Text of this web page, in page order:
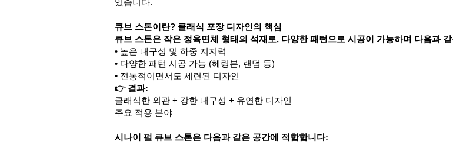
있습니다.
큐브 스톤이란? 클래식 포장 디자인의 핵심
큐브 스톤은 작은 정육면체 형태의 석재로, 다양한 패턴으로 시공이 가능하며 다음과
• 높은 내구성 및 하중 지지력
• 다양한 패턴 시공 가능 (헤링본, 랜덤 등)
• 전통적이면서도 세련된 디자인
👉 결과:
클래식한 외관 + 강한 내구성 + 유연한 디자인
주요 적용 분야
시나이 펄 큐브 스톤은 다음과 같은 공간에 적합합니다: